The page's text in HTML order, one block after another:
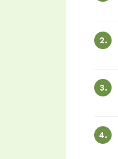
2.
3.
4.